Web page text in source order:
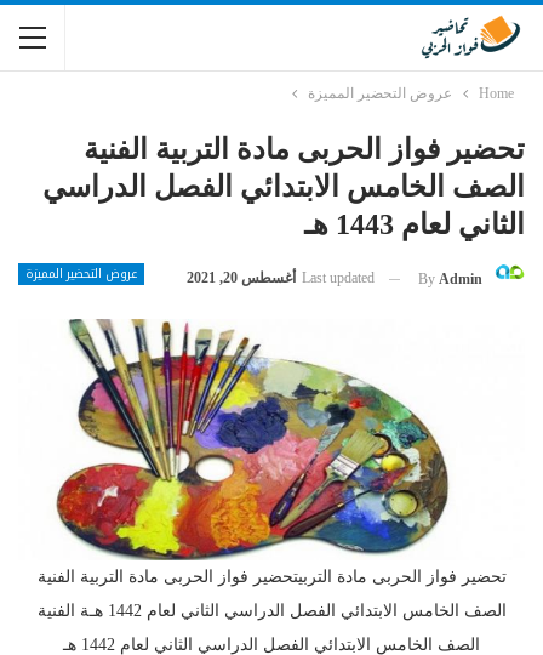
Home عروض التحضير المميزة
تحضير فواز الحربى مادة التربية الفنية
الصف الخامس الابتدائي الفصل الدراسي
الثاني لعام 1443 هـ
عروض التحضير المميزة By Admin
Last updated أغسطس 20, 2021
تحضير فواز الحربى مادة التربيتحضير فواز الحربى مادة التربية الفنية
الصف الخامس الابتدائي الفصل الدراسي الثاني لعام 1442 هـة الفنية
الصف الخامس الابتدائي الفصل الدراسي الثاني لعام 1442 هـ